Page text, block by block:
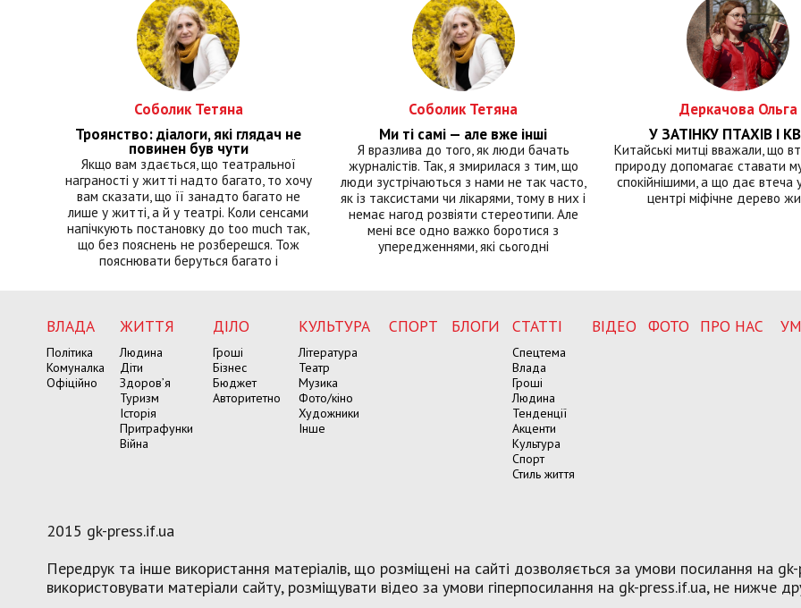
Соболик Тетяна
Троянство: діалоги, які глядач не
повинен був чути
Якщо вам здається, що театральної
награності у житті надто багато, то хочу
вам сказати, що її занадто багато не
лише у житті, а й у театрі. Коли сенсами
напічкують постановку до too much так,
що без пояснень не розберешся. Тож
пояснювати беруться багато і
Соболик Тетяна
Ми ті самі — але вже інші
Я вразлива до того, як люди бачать
журналістів. Так, я змирилася з тим, що
люди зустрічаються з нами не так часто,
як із таксистами чи лікарями, тому в них і
немає нагод розвіяти стереотипи. Але
мені все одно важко боротися з
упередженнями, які сьогодні
Деркачова Ольга
У ЗАТІНКУ ПТАХІВ І
Китайські митці вважали, що
природу допомагає ставати
спокійнішими, а що дає втеча
центрі міфічне дерево
ВЛАДА
Політика
Комуналка
Офіційно
ЖИТТЯ
Людина
Діти
Здоров’я
Туризм
Історія
Притрафунки
Війна
ДІЛО
Гроші
Бізнес
Бюджет
Авторитетно
КУЛЬТУРА
Література
Театр
Музика
Фото/кіно
Художники
Інше
СПОРТ БЛОГИ СТАТТІ
Спецтема
Влада
Гроші
Людина
Тенденції
Акценти
Культура
Спорт
Стиль життя
ВІДЕО ФОТО ПРО НАС
2015 gk-press.if.ua
Передрук та інше використання матеріалів, що розміщені на сайті дозволяється за умови посилання на
використовувати матеріали сайту, розміщувати відео за умови гіперпосилання на gk-press.if.ua, не нижче